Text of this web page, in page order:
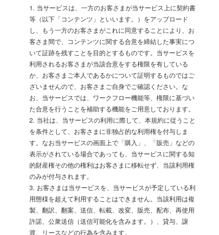
1. 当サービスは、一方のお客さまが当サービス上に契約書
等（以下「コンテンツ」といいます。）をアップロード
し、もう一方のお客さまがこれに同意することにより、お
客さま間で、コンテンツに関する合意を締結した事実につ
いて証跡を残すことを目的とするものです。当サービスを
利用されるお客さまが当該合意をする権限を有している
か、お客さまご本人であるかについて証明するものではご
ざいませんので、お客さまご自身でご確認ください。な
お、当サービスでは、ワークフロー機能等、権限に基づい
た合意を行うことを補助する機能をご用意しております。
2. 当社は、当サービスの利用に際して、本規約に従うこと
を条件として、お客さまに非独占的な利用権を付与しま
す。なお当サービスの画面上で「購入」、「販売」などの
表示がされている場合であっても、当サービスに関する知
的財産権その他の権利はお客さまに移転せず、当該利用権
のみが付与されます。
3. お客さまは当サービスを、当サービスが予定している利
用態様を超えて利用することはできません。当該利用は複
製、翻訳、翻案、送信、転載、改変、販売、配布、再使用
許諾、公衆送信（送信可能化を含みます。）、貸与、譲
渡、リースなどの行為を含みます。